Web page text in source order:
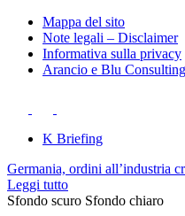
Mappa del sito
Note legali – Disclaimer
Informativa sulla privacy
Arancio e Blu Consulting
K Briefing
Germania, ordini all’industria
Leggi tutto
Sfondo scuro Sfondo chiaro